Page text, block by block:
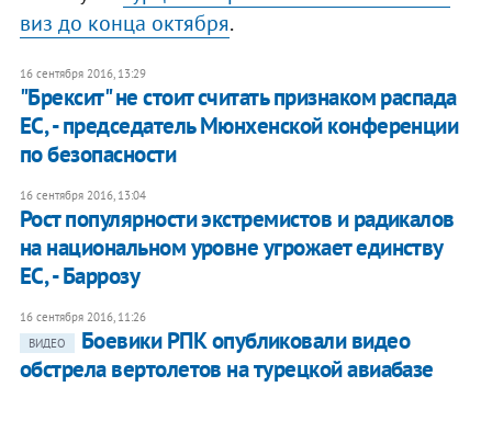
виз до конца октября.
16 сентября 2016, 13:29
"Брексит" не стоит считать признаком распада
ЕС, - председатель Мюнхенской конференции
по безопасности
16 сентября 2016, 13:04
Рост популярности экстремистов и радикалов
на национальном уровне угрожает единству
ЕС, - Баррозу
16 сентября 2016, 11:26
ВИДЕО
Боевики РПК опубликовали видео
обстрела вертолетов на турецкой авиабазе